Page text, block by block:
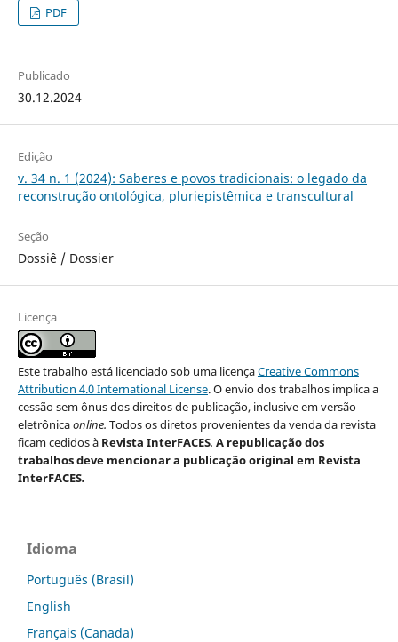
PDF
Publicado
30.12.2024
Edição
v. 34 n. 1 (2024): Saberes e povos tradicionais: o legado da
reconstrução ontológica, pluriepistêmica e transcultural
Seção
Dossiê / Dossier
Licença
Este trabalho está licenciado sob uma licençaCreative Commons
Attribution 4.0 International License. O envio dos trabalhos implica a
cessão sem ônus dos direitos de publicação, inclusive em versão
eletrônicaonline. Todos os diretos provenientes da venda da revista
ficam cedidos à Revista InterFACES. A republicação dos
trabalhos deve mencionar a publicação original em Revista
InterFACES.
Idioma
Português (Brasil)
English
Français (Canada)